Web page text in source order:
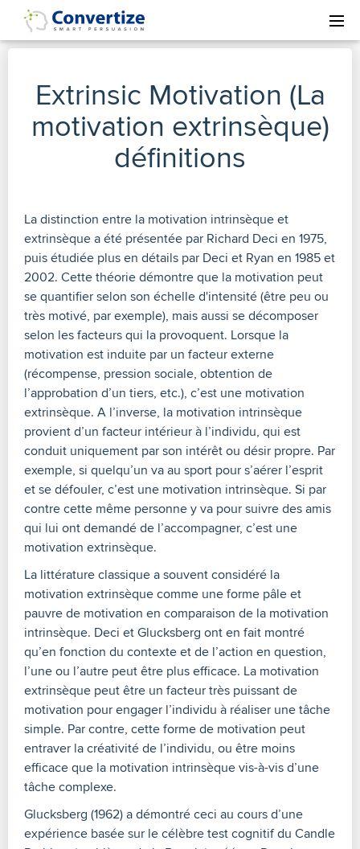
Extrinsic Motivation (La
motivation extrinsèque)
définitions
La distinction entre la motivation intrinsèque et
extrinsèque a été présentée par Richard Deci en 1975,
puis étudiée plus en détails par Deci et Ryan en 1985 et
2002. Cette théorie démontre que la motivation peut
se quantifier selon son échelle d'intensité (être peu ou
très motivé, par exemple), mais aussi se décomposer
selon les facteurs qui la provoquent. Lorsque la
motivation est induite par un facteur externe
(récompense, pression sociale, obtention de
l’approbation d’un tiers, etc.), c’est une motivation
extrinsèque. A l’inverse, la motivation intrinsèque
provient d’un facteur intérieur à l’individu, qui est
conduit uniquement par son intérêt ou désir propre. Par
exemple, si quelqu’un va au sport pour s’aérer l’esprit
et se défouler, c’est une motivation intrinsèque. Si par
contre cette même personne y va pour suivre des amis
qui lui ont demandé de l’accompagner, c’est une
motivation extrinsèque.
La littérature classique a souvent considéré la
motivation extrinsèque comme une forme pâle et
pauvre de motivation en comparaison de la motivation
intrinsèque. Deci et Glucksberg ont en fait montré
qu’en fonction du contexte et de l’action en question,
l’une ou l’autre peut être plus efficace. La motivation
extrinsèque peut être un facteur très puissant de
motivation pour engager l’individu à réaliser une tâche
simple. Par contre, cette forme de motivation peut
entraver la créativité de l’individu, ou être moins
efficace que la motivation intrinsèque vis-à-vis d’une
tâche complexe.
Glucksberg (1962) a démontré ceci au cours d’une
expérience basée sur le célèbre test cognitif du Candle